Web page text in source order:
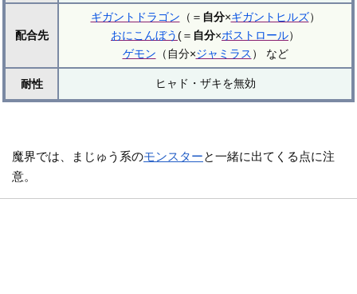
配合先
ギガントドラゴン （＝ 自分×ギガントヒルズ）
おにこんぼう(＝ 自分×ボストロール）
ゲモン （自分×ジャミラス ） など
耐性 ヒャド・ザキを無効
魔界では、まじゅう系のモンスターと一緒に出てくる点に注
意。